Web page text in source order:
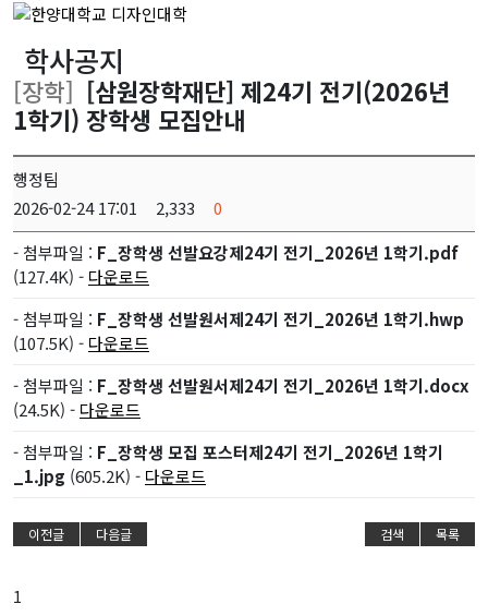
학사공지
[장학] [삼원장학재단] 제24기 전기(2026년
1학기) 장학생 모집안내
행정팀
2026-02-24 17:01
2,333
0
- 첨부파일 : F_장학생 선발요강제24기 전기_2026년 1학기.pdf
(127.4K) - 다운로드
- 첨부파일 : F_장학생 선발원서제24기 전기_2026년 1학기.hwp
(107.5K) - 다운로드
- 첨부파일 : F_장학생 선발원서제24기 전기_2026년 1학기.docx
(24.5K) - 다운로드
- 첨부파일 : F_장학생 모집 포스터제24기 전기_2026년 1학기
_1.jpg (605.2K) - 다운로드
이전글 다음글 검색 목록
1